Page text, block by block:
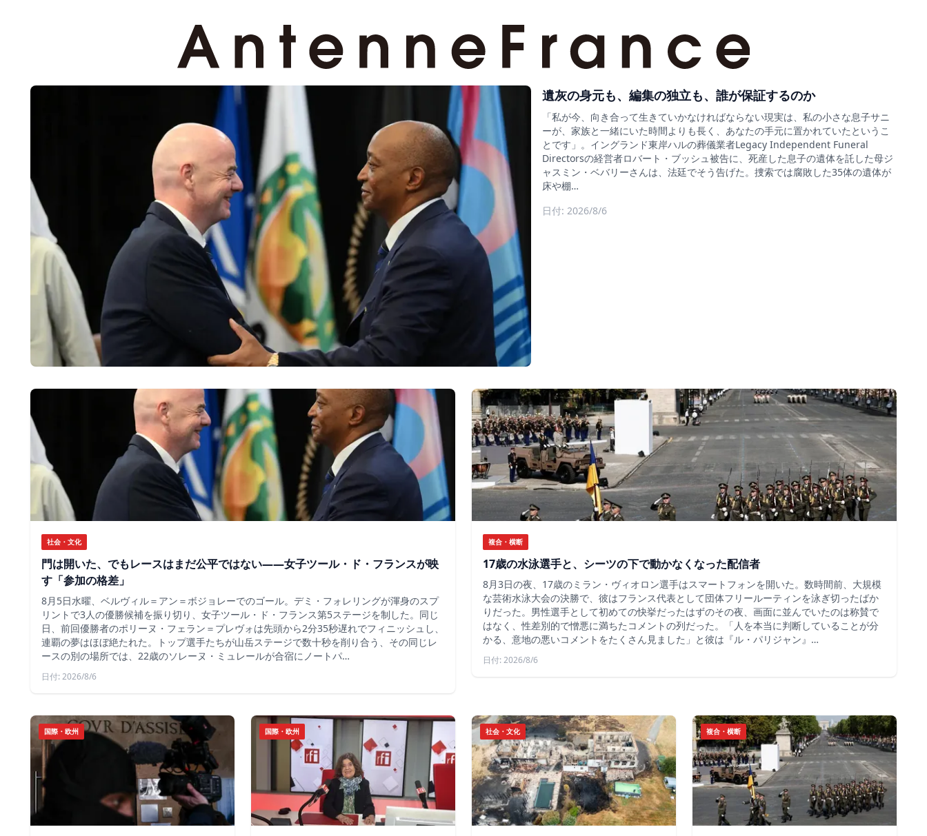
遺灰の身元も、編集の独立も、誰が保証するのか
「私が今、向き合って生きていかなければならない現実は、私の小さな息子サニ
ーが、家族と一緒にいた時間よりも長く、あなたの手元に置かれていたというこ
とです」。イングランド東岸ハルの葬儀業者Legacy Independent Funeral
Directorsの経営者ロバート・ブッシュ被告に、死産した息子の遺体を託した母ジ
ャスミン・ベバリーさんは、法廷でそう告げた。捜索では腐敗した35体の遺体が
床や棚…
日付: 2026/8/6
社会・文化
門は開いた、でもレースはまだ公平ではない――女子ツール・ド・フランスが映
す「参加の格差」
8月5日水曜、ベルヴィル＝アン＝ボジョレーでのゴール。デミ・フォレリングが渾身のスプ
リントで3人の優勝候補を振り切り、女子ツール・ド・フランス第5ステージを制した。同じ
日、前回優勝者のポリーヌ・フェラン＝プレヴォは先頭から2分35秒遅れでフィニッシュし、
連覇の夢はほぼ絶たれた。トップ選手たちが山岳ステージで数十秒を削り合う、その同じレ
ースの別の場所では、22歳のソレーヌ・ミュレールが合宿にノートパ…
日付: 2026/8/6
複合・横断
17歳の水泳選手と、シーツの下で動かなくなった配信者
8月3日の夜、17歳のミラン・ヴィオロン選手はスマートフォンを開いた。数時間前、大規模
な芸術水泳大会の決勝で、彼はフランス代表として団体フリールーティンを泳ぎ切ったばか
りだった。男性選手として初めての快挙だったはずのその夜、画面に並んでいたのは称賛で
はなく、性差別的で憎悪に満ちたコメントの列だった。「人を本当に判断していることが分
かる、意地の悪いコメントをたくさん見ました」と彼は『ル・パリジャン』…
日付: 2026/8/6
国際・欧州 国際・欧州 社会・文化 複合・横断